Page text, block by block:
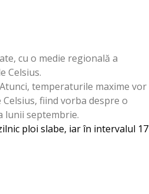
cu o medie regională a
Celsius.
temperaturile maxime vor
Celsius, fiind vorba despre o
lunii septembrie.
ploi slabe, iar în intervalul 17